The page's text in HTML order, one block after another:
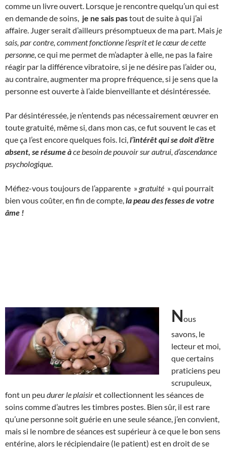
comme un livre ouvert. Lorsque je rencontre quelqu’un qui est
en demande de soins, je ne sais pastout de suite à qui j’ai
affaire. Juger serait d’ailleurs présomptueux de ma part. Mais je
sais, par contre, comment fonctionne l’esprit et le cœur de cette
personne , ce qui me permet de m’adapter à elle, ne pas la faire
réagir par la différence vibratoire, si je ne désire pas l’aider ou,
au contraire, augmenter ma propre fréquence, si je sens que la
personne est ouverte à l’aide bienveillante et désintéressée.
Par désintéressée, je n’entends pas nécessairement œuvrer en
toute gratuité, même si, dans mon cas, ce fut souvent le cas et
que ça l’est encore quelques fois. Ici, l’intérêt qui se doit d’être
absent, se résume àce besoin de pouvoir sur autrui, d’ascendance
psychologique
Méfiez-vous toujours de l’apparente » gratuité » qui pourrait
bien vous coûter, en fin de compte, la peau des fesses de votre
âme !
Nous
savons, le
lecteur et moi,
que certains
praticiens peu
scrupuleux,
font un peu durer le plaisiret collectionnent les séances de
soins comme d’autres les timbres postes. Bien sûr, il est rare
qu’une personne soit guérie en une seule séance, j’en convient,
mais si le nombre de séances est supérieur à ce que le bon sens
entérine, alors le récipiendaire (le patient) est en droit de se